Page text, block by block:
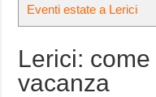
Eventi estate a Lerici
Lerici:
vacanza